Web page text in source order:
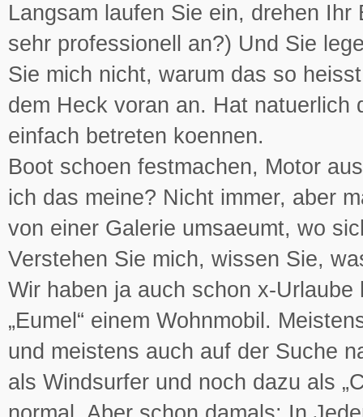
Langsam laufen Sie ein, drehen
sehr professionell an?) Und Sie
Sie mich nicht, warum das so
dem Heck voran an. Hat natuerlich
einfach betreten koennen.
Boot schoen festmachen, Motor
ich das meine? Nicht immer, aber
von einer Galerie umsaeumt, wo
Verstehen Sie mich, wissen Sie,
Wir haben ja auch schon x-
„Eumel“ einem Wohnmobil.
und meistens auch auf der Suche
als Windsurfer und noch dazu als